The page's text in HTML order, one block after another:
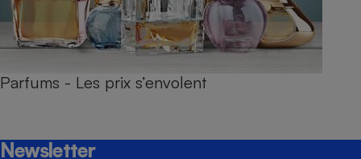
Parfums - Les prix s’envolent
Newsletter